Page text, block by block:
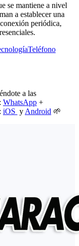
se mantiene a nivel
a establecer una
periódica,
Teléfono
a las
WhatsApp +
iOS y Android 🌱